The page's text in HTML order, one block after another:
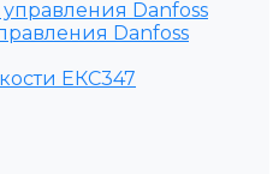
Danfoss
ЕКС347